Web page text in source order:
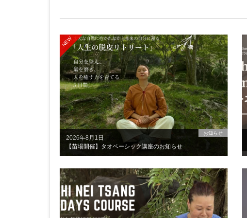
NEW
2026年8月1日
お知らせ
【苗場開催】タオベーシック講座のお知らせ